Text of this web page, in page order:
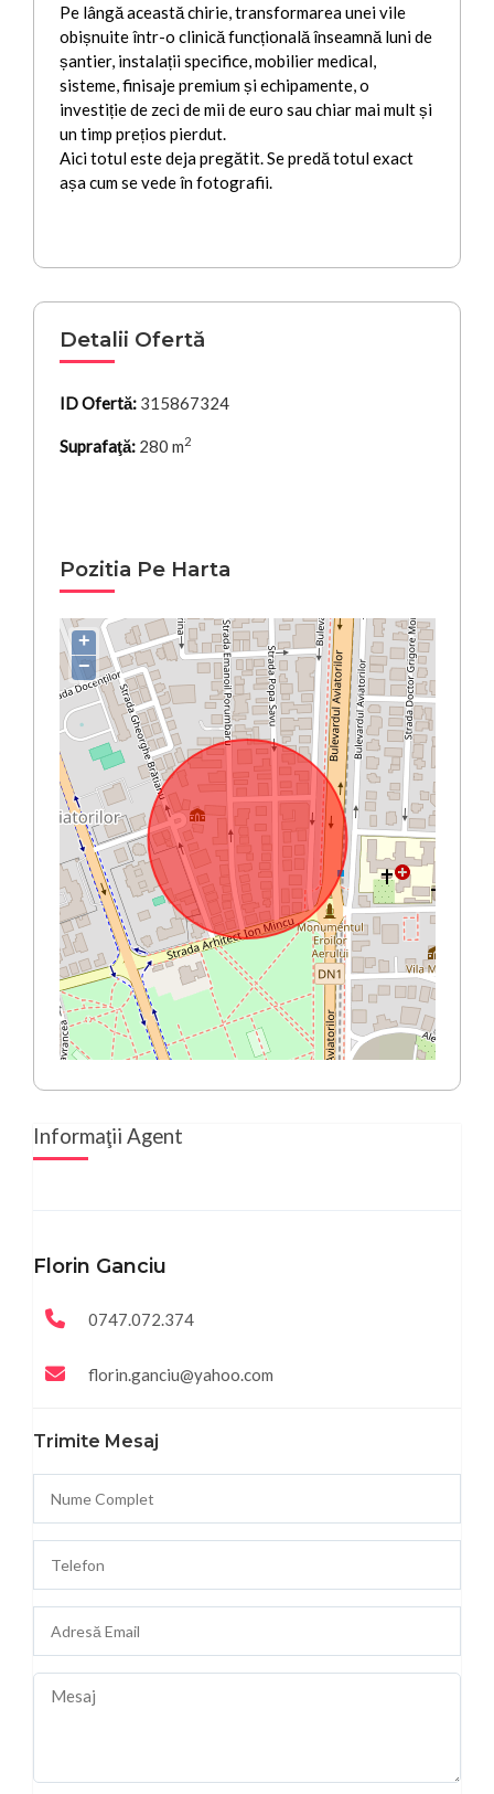
Pe lângă această chirie, transformarea unei vile
obișnuite într-o clinică funcțională înseamnă luni de
șantier, instalații specifice, mobilier medical,
sisteme, finisaje premium și echipamente, o
investiție de zeci de mii de euro sau chiar mai mult și
un timp prețios pierdut.
Aici totul este deja pregătit. Se predă totul exact
așa cum se vede în fotografii.
Detalii Ofertă
ID Ofertă: 315867324
Suprafaţă: 280 m2
Pozitia Pe Harta
Informaţii Agent
Florin Ganciu
0747.072.374
florin.ganciu@yahoo.com
Trimite Mesaj